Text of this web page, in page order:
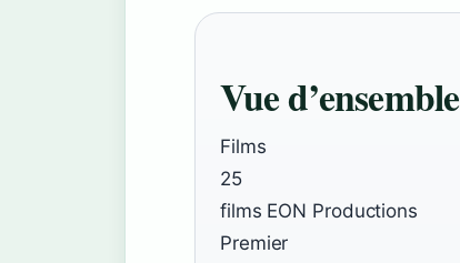
Vue d’ensemble
Films
25
films EON Productions
Premier